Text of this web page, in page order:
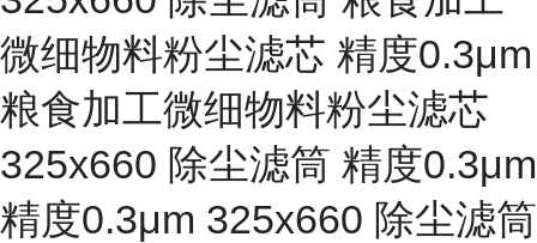
微细物料粉尘滤芯 精度0.3μm
粮食加工微细物料粉尘滤芯
325x660 除尘滤筒 精度0.3μm
精度0.3μm 325x660 除尘滤筒